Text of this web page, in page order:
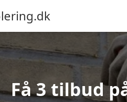
Få 3 tilbud